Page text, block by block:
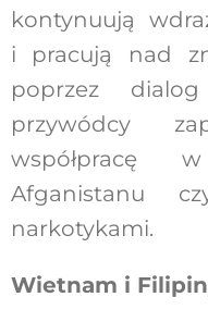
kontynuują
i pracują nad
poprzez
przywódcy
współpracę
Afganistanu
narkotykami.
Wietnam i